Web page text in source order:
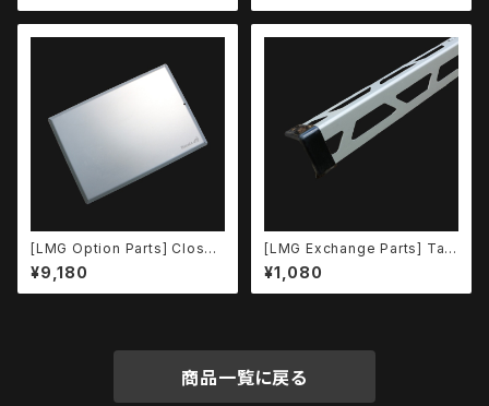
[LMG Option Parts] Closur
e Plate
¥9,180
[LMG Exchange Parts] Tabl
e Leg Cap
¥1,080
商品一覧に戻る